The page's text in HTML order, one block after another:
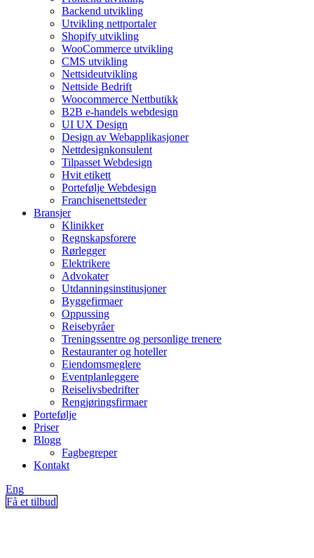
Backend utvikling
Utvikling nettportaler
Shopify utvikling
WooCommerce utvikling
CMS utvikling
Nettsideutvikling
Nettside Bedrift
Woocommerce Nettbutikk
B2B e-handels webdesign
UI UX Design
Design av Webapplikasjoner
Nettdesignkonsulent
Tilpasset Webdesign
Hvit etikett
Portefølje Webdesign
Franchisenettsteder
Bransjer
Klinikker
Regnskapsforere
Rørlegger
Elektrikere
Advokater
Utdanningsinstitusjoner
Byggefirmaer
Oppussing
Reisebyråer
Treningssentre og personlige trenere
Restauranter og hoteller
Eiendomsmeglere
Eventplanleggere
Reiselivsbedrifter
Rengjøringsfirmaer
Portefølje
Priser
Blogg
Fagbegreper
Kontakt
Eng
Få et tilbud